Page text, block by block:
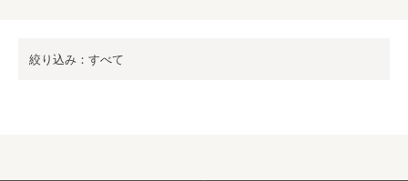
絞り込み：すべて